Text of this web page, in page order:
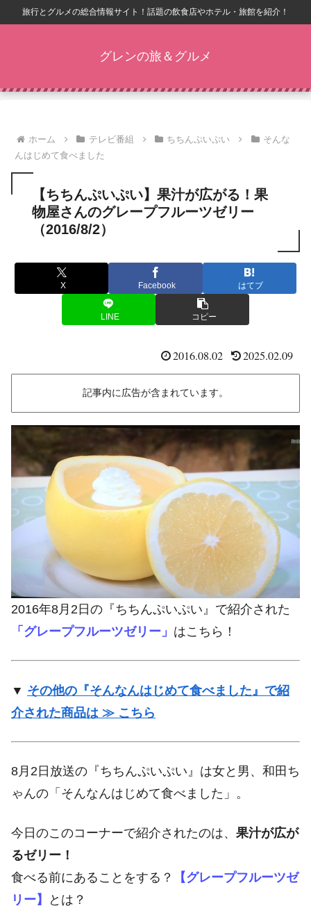
旅行とグルメの総合情報サイト！話題の飲食店やホテル・旅館を紹介！
グレンの旅＆グルメ
ホーム テレビ番組 ちちんぷいぷい
そんな
んはじめて食べました
【ちちんぷいぷい】果汁が広がる！果
物屋さんのグレープフルーツゼリー
（2016/8/2）
X Facebook はてブ
LINE コピー
2016.08.02 2025.02.09
記事内に広告が含まれています。
2016年8月2日の『ちちんぷいぷい』で紹介された
「グレープフルーツゼリー」 はこちら！
▼ その他の『そんなんはじめて食べました』で紹
介された商品は ≫ こちら
8月2日放送の『ちちんぷいぷい』は女と男、和田ち
ゃんの「そんなんはじめて食べました」。
今日のこのコーナーで紹介されたのは、 果汁が広が
るゼリー！
食べる前にあることをする？
【グレープフルーツゼ
リー】
とは？